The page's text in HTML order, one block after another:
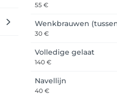
55 €
Wenkbrauwen
30 €
Volledige gelaat
140 €
Navellijn
40 €